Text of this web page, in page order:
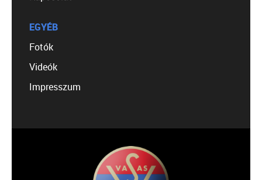
EGYÉB
Fotók
Videók
Impresszum